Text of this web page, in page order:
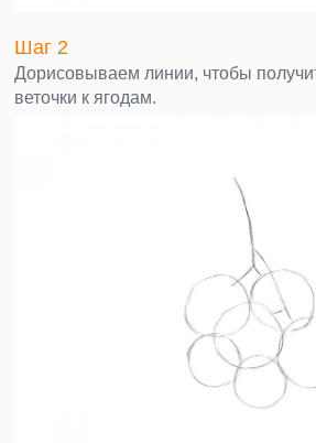
Шаг 2
Дорисовываем линии, чтобы
веточки к ягодам.